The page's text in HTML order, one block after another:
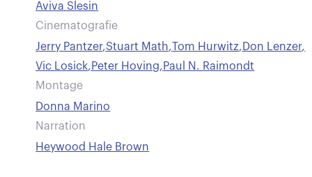
Aviva Slesin
Cinematografie
Jerry Pantzer,Stuart Math,Tom Hurwitz, Don Lenzer,
Vic Losick,Peter Hoving,Paul N. Raimondt
Montage
Donna Marino
Narration
Heywood Hale Brown